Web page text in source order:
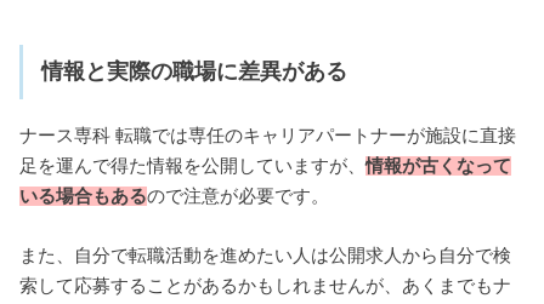
情報と実際の職場に差異がある
ナース専科 転職では専任のキャリアパートナーが施設に直接
足を運んで得た情報を公開していますが、情報が古くなって
いる場合もあるので注意が必要です。
また、自分で転職活動を進めたい人は公開求人から自分で検
索して応募することがあるかもしれませんが、あくまでもナ